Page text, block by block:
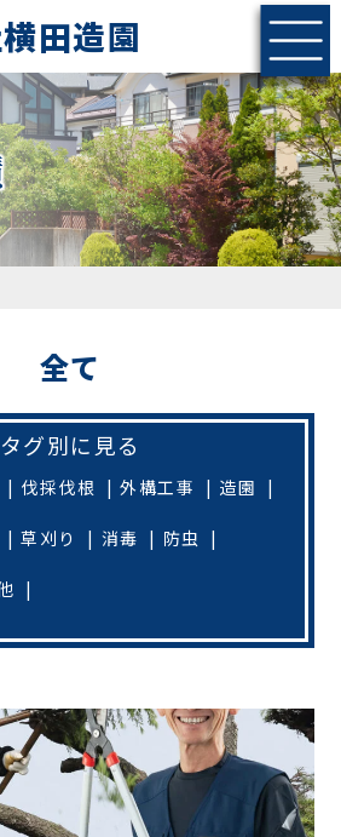
田造園
全て
タグ別に見る
伐採伐根 外構工事 造園
草刈り 消毒 防虫